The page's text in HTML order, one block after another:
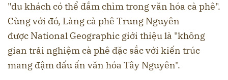
"du khách có thể đắm chìm trong văn hóa cà phê".
Cùng với đó, Làng cà phê Trung Nguyên
được National Geographic giới thiệu là "không
gian trải nghiệm cà phê đặc sắc với kiến trúc
mang đậm dấu ấn văn hóa Tây Nguyên".